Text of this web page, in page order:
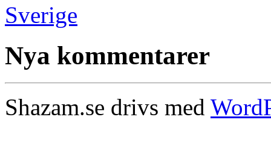
Nya kommentarer
Shazam.se drivs med